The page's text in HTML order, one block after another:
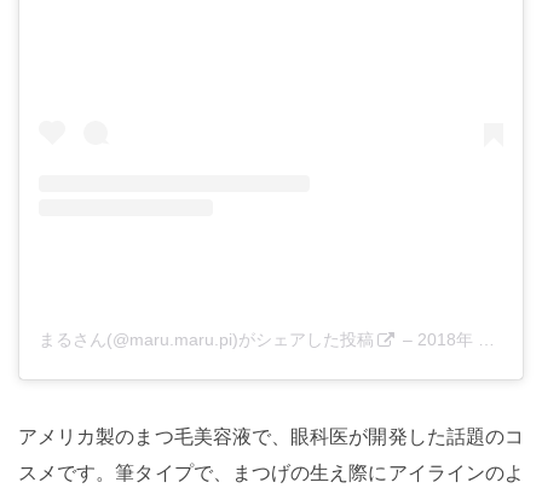
まるさん(@maru.maru.pi)がシェアした投稿 – 2018年 5月月9日午前2時53分PDT
アメリカ製のまつ毛美容液で、眼科医が開発した話題のコ
スメです。筆タイプで、まつげの生え際にアイラインのよ